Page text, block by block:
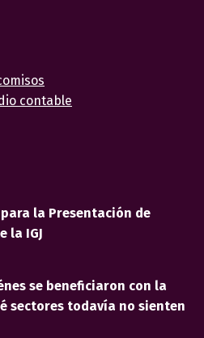
contable
la Presentación de
la IGJ
se beneficiaron con la
sectores todavía no sienten